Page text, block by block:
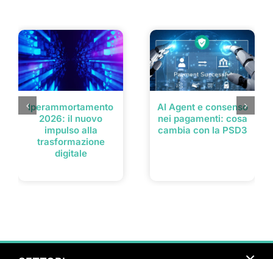
Iperammortamento
2026: il nuovo
impulso alla
trasformazione
digitale
AI Agent e consenso
nei pagamenti: cosa
cambia con la PSD3